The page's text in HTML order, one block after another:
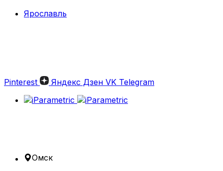
Ярославль
Pinterest Яндекс Дзен VK Telegram
Омск